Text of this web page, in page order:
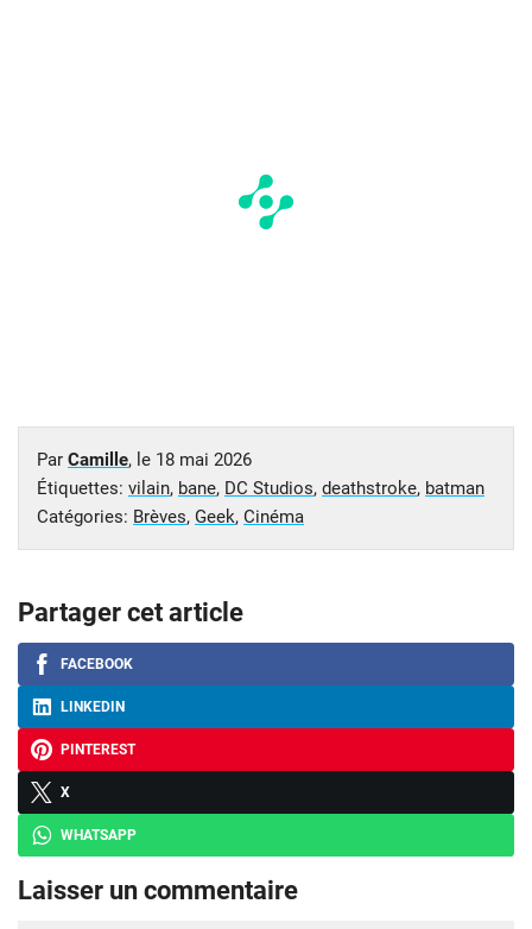
Par Camille, le 18 mai 2026
Étiquettes: vilain, bane, DC Studios, deathstroke, batman
Catégories: Brèves, Geek, Cinéma
Partager cet article
FACEBOOK
LINKEDIN
PINTEREST
X
WHATSAPP
Laisser un commentaire